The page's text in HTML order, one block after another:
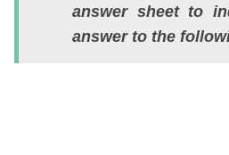
answer sheet to
answer to the